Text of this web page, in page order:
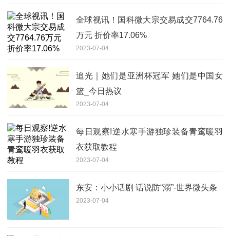
全球视讯！国科微大宗交易成交7764.76
万元 折价率17.06%
2023-07-04
追光｜她们是亚洲杯冠军 她们是中国女
篮_今日热议
2023-07-04
每日观察!逆水寒手游独珍装备青鸾暖羽
衣获取教程
2023-07-04
东安：小小话剧 话说防“溺”-世界微头条
2023-07-04